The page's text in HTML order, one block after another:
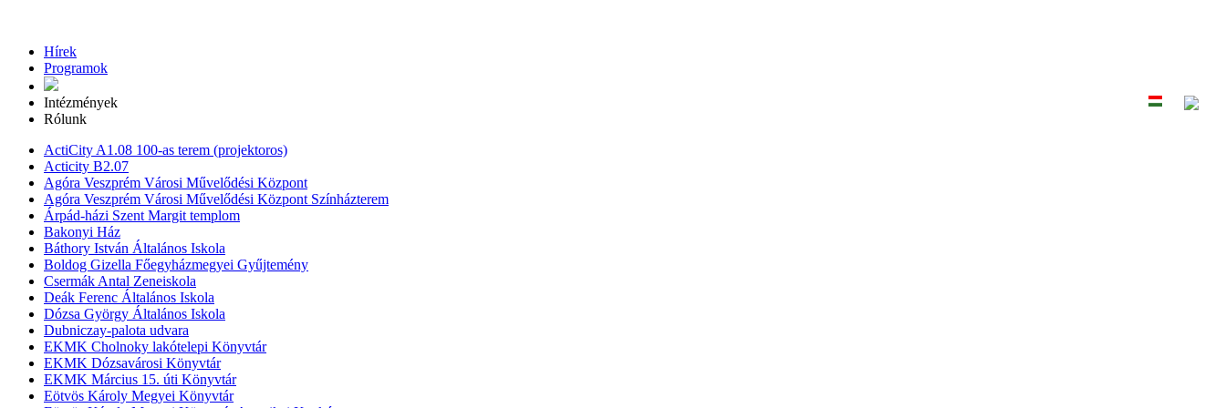
Hírek
Programok
Intézmények
Rólunk
ActiCity A1.08 100-as terem (projektoros)
Acticity B2.07
Agóra Veszprém Városi Művelődési Központ
Agóra Veszprém Városi Művelődési Központ Színházterem
Árpád-házi Szent Margit templom
Bakonyi Ház
Báthory István Általános Iskola
Boldog Gizella Főegyházmegyei Gyűjtemény
Csermák Antal Zeneiskola
Deák Ferenc Általános Iskola
Dózsa György Általános Iskola
Dubniczay-palota udvara
EKMK Cholnoky lakótelepi Könyvtár
EKMK Dózsavárosi Könyvtár
EKMK Március 15. úti Könyvtár
Eötvös Károly Megyei Könyvtár